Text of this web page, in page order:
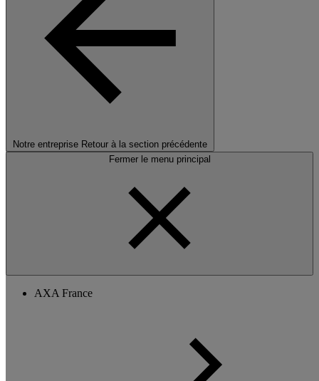
Notre entreprise Retour à la section précédente
Fermer le menu principal
AXA France